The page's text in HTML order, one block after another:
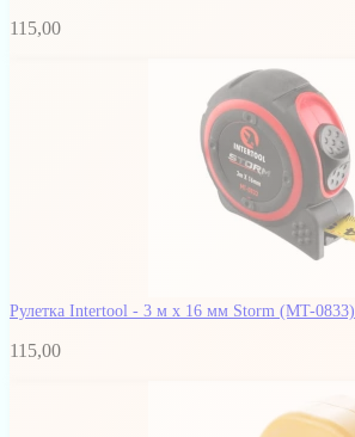
115,00
Рулетка Intertool - 3 м x 16 мм Storm (MT-0833)
115,00